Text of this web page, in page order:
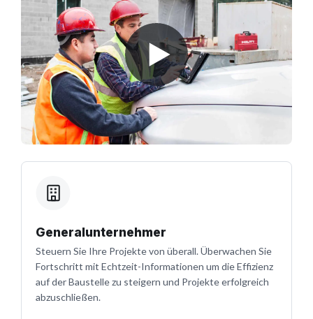
Generalunternehmer
Steuern Sie Ihre Projekte von überall. Überwachen Sie
Fortschritt mit Echtzeit-Informationen um die Effizienz
auf der Baustelle zu steigern und Projekte erfolgreich
abzuschließen.